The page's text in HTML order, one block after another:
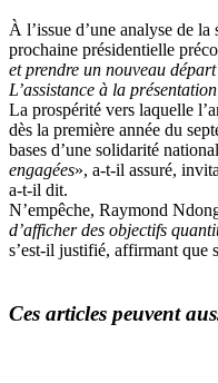
À l’issue d’une analyse de
prochaine présidentielle
et prendre un nouveau
L’assistance à la
La prospérité vers laquelle
dès la première année du
bases d’une solidarité
engagées», a-t-il assuré,
a-t-il dit.
N’empêche, Raymond
d’afficher des objectifs
s’est-il justifié, affirmant que
Ces articles peuvent